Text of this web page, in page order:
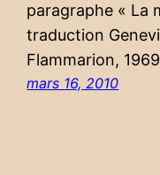
paragraphe « La
traduction
Flammarion,
mars 16, 2010